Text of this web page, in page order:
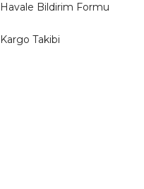
Havale Bildirim Formu
Kargo Takibi